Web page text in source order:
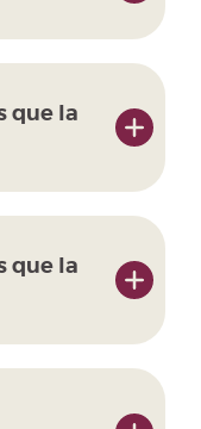
que la
que la